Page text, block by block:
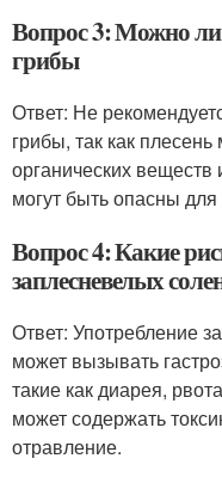
Вопрос 3: Можно ли
грибы
Ответ: Не
грибы, так как
органических
могут быть опасны для
Вопрос 4: Какие
заплесневелых
Ответ: Употребление
может вызывать
такие как диарея,
может содержать
отравление.